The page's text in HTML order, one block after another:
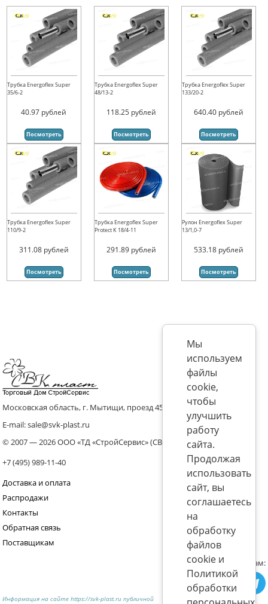
Трубка Energoflex Super
35/6-2
40.97 рублей
Посмотреть
Трубка Energoflex Super
48/13-2
118.25 рублей
Посмотреть
Трубка Energoflex Super
133/20-2
640.40 рублей
Посмотреть
Трубка Energoflex Super
110/9-2
311.08 рублей
Посмотреть
Трубка Energoflex Super
Protect K 18/4-11
291.89 рублей
Посмотреть
Рулон Energoflex Super
13/1,0-7
533.18 рублей
Посмотреть
Московская область, г. Мытищи, проезд 4536 владение 8, стр.10
E-mail: sale@svk-plast.ru
© 2007 — 2026 ООО «ТД «СтройСервис» (СВК)
+7 (495) 989-11-40
Доставка и оплата
Распродажи
Контакты
Обратная связь
Поставщикам
Присоединяйтесь к нам:
Информация на сайте https://svk-plast.ru публичной
Мы
используем
файлы
cookie,
чтобы
улучшить
работу
сайта.
Продолжая
использовать
сайт, вы
соглашаетесь
на
обработку
файлов
cookie и
Политикой
обработки